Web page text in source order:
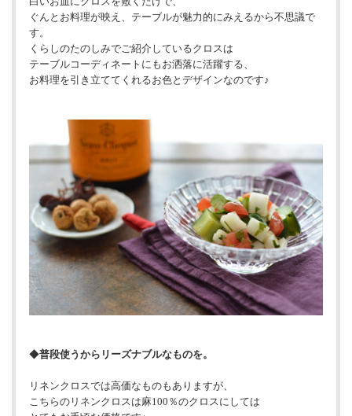
ぐんとお料理が映え、テーブルが魅力的にみえるから不思議で
す。
くらしのたのしみでご紹介しているクロスは
テーブルコーディネートにもお洒落に活躍する、
お料理を引き立ててくれるお色とデザインなのです♪
◆普段使うからリーズナブルなものを。
リネンクロスでは高価なものもありますが、
こちらのリネンクロスは麻100％のクロスにしては